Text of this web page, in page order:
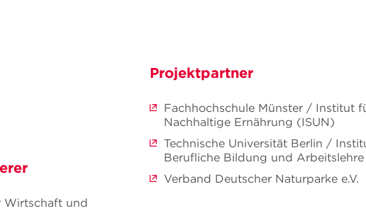
Wirtschaft und
Projektpartner
Fachhochschule Münster / Institut
Nachhaltige Ernährung (ISUN)
Technische Universität Berlin /
Berufliche Bildung und Arbeitslehre
Verband Deutscher Naturparke e.V.